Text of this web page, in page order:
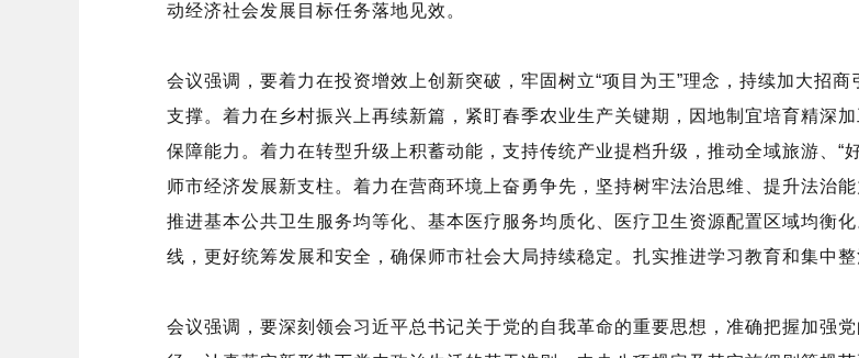
动经济社会发展目标任务落地见效。
会议强调，要着力在投资增效上创新突破，牢固树立“项目为王”理念，持续加大招
支撑。着力在乡村振兴上再续新篇，紧盯春季农业生产关键期，因地制宜培育精深
保障能力。着力在转型升级上积蓄动能，支持传统产业提档升级，推动全域旅游、“
师市经济发展新支柱。着力在营商环境上奋勇争先，坚持树牢法治思维、提升法治
推进基本公共卫生服务均等化、基本医疗服务均质化、医疗卫生资源配置区域均衡
线，更好统筹发展和安全，确保师市社会大局持续稳定。扎实推进学习教育和集中整
会议强调，要深刻领会习近平总书记关于党的自我革命的重要思想，准确把握加强